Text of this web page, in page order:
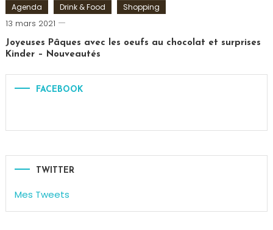
Agenda Drink & Food Shopping
13 mars 2021
Romain-
Joyeuses Pâques avec les oeufs au chocolat et surprises
Kinder – Nouveautés
Tagged
chocolat,
Kinder,
de
Pâques
,
Shoko
Bon,
FACEBOOK
TWITTER
Mes Tweets